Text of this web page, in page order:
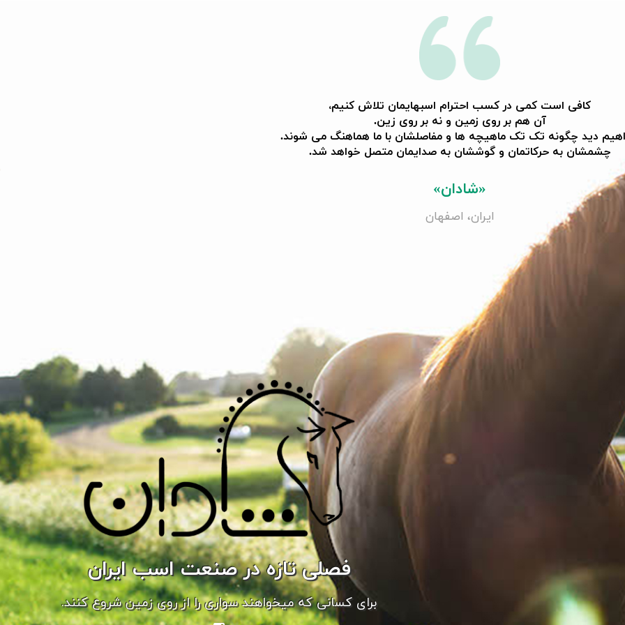
فصلی تازه در صنعت اسب ایران
برای کسانی که میخواهند سواری را از روی زمین شروع کنند.
کافی است کمی در کسب احترام اسبهایمان تلاش کنیم،
آن هم بر روی زمین و نه بر روی زین.
دید چگونه تک تک ماهیچه ها و مفاصلشان با ما هماهنگ می شوند.
​​​​​​​چشمشان به حرکاتمان و گوششان به صدایمان متصل خواهد شد.
«شادان»
ایران، اصفهان